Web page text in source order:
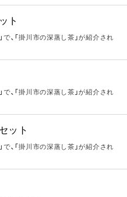
ト
で、「掛川市の深蒸し茶」が紹介され
で、「掛川市の深蒸し茶」が紹介され
ット
で、「掛川市の深蒸し茶」が紹介され